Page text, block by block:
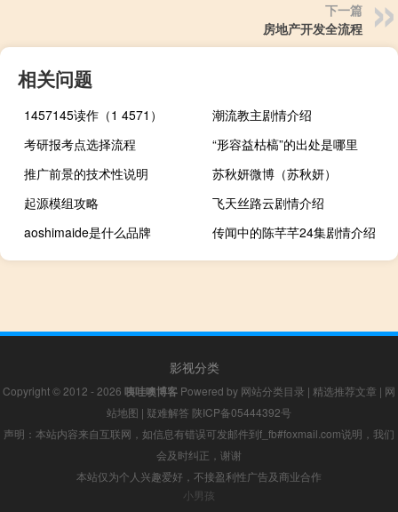
下一篇
房地产开发全流程
相关问题
1457145读作（1 4571）
潮流教主剧情介绍
考研报考点选择流程
“形容益枯槁”的出处是哪里
推广前景的技术性说明
苏秋妍微博（苏秋妍）
起源模组攻略
飞天丝路云剧情介绍
aoshimaide是什么品牌
传闻中的陈芊芊24集剧情介绍
影视分类
Copyright © 2012 - 2026 咦哇噢博客 Powered by 网站分类目录 | 精选推荐文章 | 网
站地图 | 疑难解答 陕ICP备05444392号
声明：本站内容来自互联网，如信息有错误可发邮件到f_fb#foxmail.com说明，我们
会及时纠正，谢谢
本站仅为个人兴趣爱好，不接盈利性广告及商业合作
小男孩